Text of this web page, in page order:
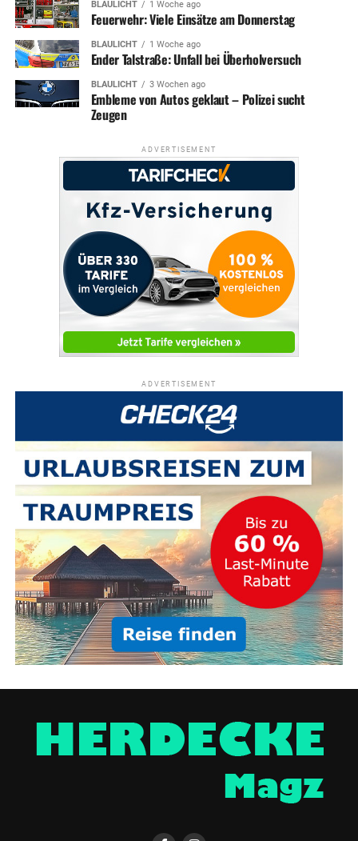
BLAULICHT 1 Woche ago
Feuerwehr: Viele Einsätze am Donnerstag
BLAULICHT 1 Woche ago
Ender Talstraße: Unfall bei Überholversuch
BLAULICHT 3 Wochen ago
Embleme von Autos geklaut – Polizei sucht
Zeugen
ADVERTISEMENT
ADVERTISEMENT